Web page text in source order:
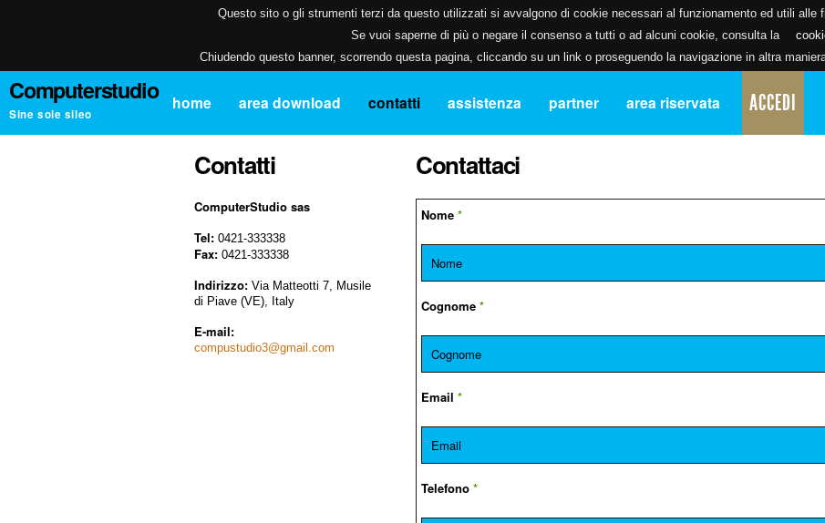
Questo sito o gli strumenti terzi da questo utilizzati si avvalgono di cookie necessari al funzionamento ed utili alle
Se vuoi saperne di più o negare il consenso a tutti o ad alcuni cookie, consulta la
Chiudendo questo banner, scorrendo questa pagina, cliccando su un link o proseguendo la navigazione in altra
Computerstudio
Sine sole sileo
home area download contatti assistenza partner area riservata ACCEDI
Contatti
ComputerStudio sas
Tel: 0421-333338
Fax: 0421-333338
Indirizzo: Via Matteotti 7, Musile
di Piave (VE), Italy
E-mail:
compustudio3@gmail.com
Contattaci
Nome *
Cognome *
Email *
Telefono *